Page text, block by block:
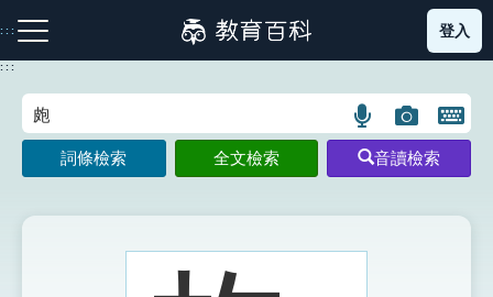
到
主
:::
注音索引圖示 筆畫索引圖示 部首索引表圖示
登入
:::
語
言
搜
示
圖
片
搜
開
鍵
圖
詞條檢索 全文檢索 音讀檢索